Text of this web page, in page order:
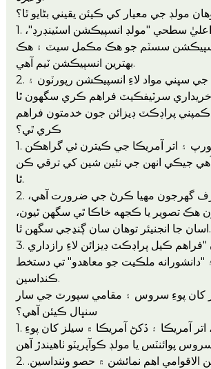
مولڊ جي معيار کي ڪيئن يقيني بڻايو ٿا؟
1. اسان وٽ هڪ اعليٰ سطحي "مولڊ انسپيڪشن اسٽينڊرڊ"،
سسٽم جو هڪ مڪمل سيٽ ۽ هڪ
بهترين انسپيڪشن ٽيم آهي.
2. اسان مولڊ جي سڀني مواد لاءِ انسپيڪشن رپورٽون ۽
پراڊڪٽ ڊيزائن جون خدمتون فراهم
ڪري ٿي؟
1. بلڪل. اسان کي يورپ ۽ اتر آمريڪا جي ڪيترن ئي گراهڪن
جيڪي انهن جي نئين شين کي ترقي ڪن
ٿا.
2. توهان کي صرف گهرجون مهيا ڪرڻ جي ضرورت آهي،
هڪ تصوير يا ڪجهه خاڪا ٿي سگهن ٿيون،
اسان جا انجنيئر توهان سان ڳنڍجي سگهن ٿا.
3. اسين توهان سان "فراهم ڪيل پراڊڪٽ ڊيزائن لاءِ رازداري
"دانشورانه ملڪيت جو معاهدو" تي دستخط
ڪنداسين.
کان پوءِ سروس ۽ مقامي سپورٽ جي سار
سنڀال ڪيئن آهي؟
1. اسان وٽ يورپ، اتر آمريڪا ۽ ڏکڻ آمريڪا ۾ سيلز کان پوءِ
2. اسين هر سال بين الاقوامي اهم نمائشن ۾ حصو وٺنداسين.